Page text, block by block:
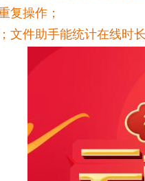
复操作；
件助手能统计在线时